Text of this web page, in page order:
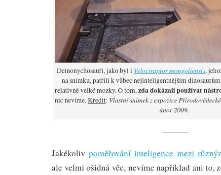
Deinonychosauři, jako byl i Velociraptor mongoliensis,
na snímku, patřili k vůbec nejinteligentnějším
relativně velké mozky. O tom,zda dokázali používat
nic nevíme.Kredit: Vlastní snímek z expozice
únor 2009.
———
Jakékolivpoměřování inteligence mezi
ale velmi ošidná věc, nevíme například ani to,